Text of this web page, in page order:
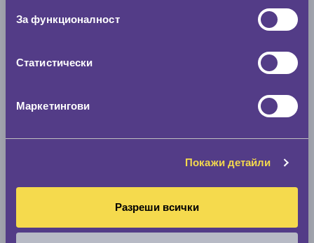
За функционалност
Статистически
Маркетингови
Покажи детайли
Разреши всички
Доставка от 1 до 2 дни
80.07 € / 156.60 лв.
виж повече